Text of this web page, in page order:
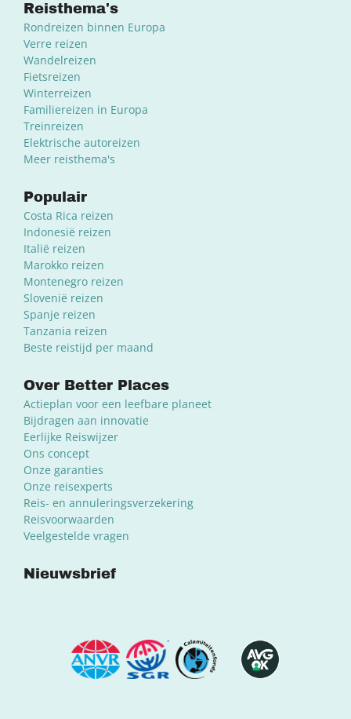
Reisthema's
Rondreizen binnen Europa
Verre reizen
Wandelreizen
Fietsreizen
Winterreizen
Familiereizen in Europa
Treinreizen
Elektrische autoreizen
Meer reisthema's
Populair
Costa Rica reizen
Indonesië reizen
Italië reizen
Marokko reizen
Montenegro reizen
Slovenië reizen
Spanje reizen
Tanzania reizen
Beste reistijd per maand
Over Better Places
Actieplan voor een leefbare planeet
Bijdragen aan innovatie
Eerlijke Reiswijzer
Ons concept
Onze garanties
Onze reisexperts
Reis- en annuleringsverzekering
Reisvoorwaarden
Veelgestelde vragen
Nieuwsbrief